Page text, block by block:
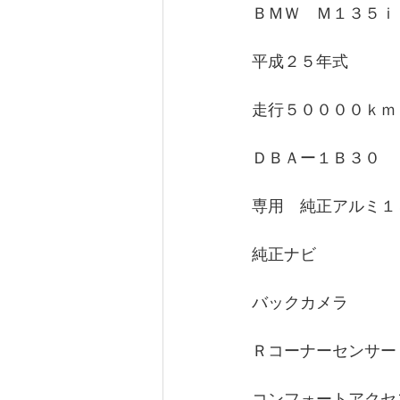
ＢＭＷ　Ｍ１３５ｉ
平成２５年式
走行５００００ｋｍ
ＤＢＡー１Ｂ３０
専用　純正アルミ
純正ナビ
バックカメラ
Ｒコーナーセンサー